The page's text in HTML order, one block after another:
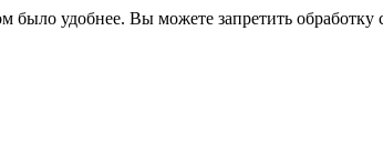
удобнее. Вы можете запретить обработку